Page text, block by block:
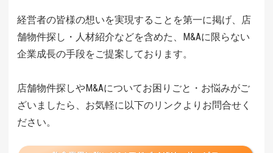
経営者の皆様の想いを実現することを第一に掲げ、店
舗物件探し・人材紹介などを含めた、M&Aに限らない
企業成長の手段をご提案しております。
店舗物件探しやM&Aについてお困りごと・お悩みがご
ざいましたら、お気軽に以下のリンクよりお問合せく
ださい。